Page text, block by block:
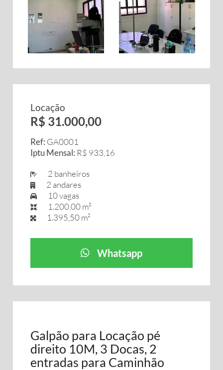
Locação
R$ 31.000,00
Ref: GA0001
Iptu Mensal: R$ 933,16
2 banheiros
2 andares
10 vagas
1.200,00 m²
1.395,50 m²
Whatsapp
Galpão para Locação pé
direito 10M, 3 Docas, 2
entradas para Caminhão